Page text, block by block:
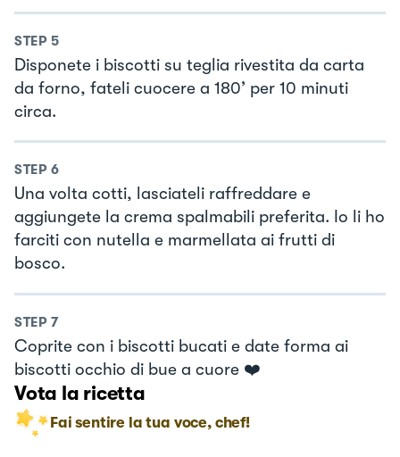
STEP 5
Disponete i biscotti su teglia rivestita da carta
da forno, fateli cuocere a 180’ per 10 minuti
circa.
STEP 6
Una volta cotti, lasciateli raffreddare e
aggiungete la crema spalmabili preferita. Io li ho
farciti con nutella e marmellata ai frutti di
bosco.
STEP 7
Coprite con i biscotti bucati e date forma ai
biscotti occhio di bue a cuore ❤️
Vota la ricetta
Fai sentire la tua voce, chef!